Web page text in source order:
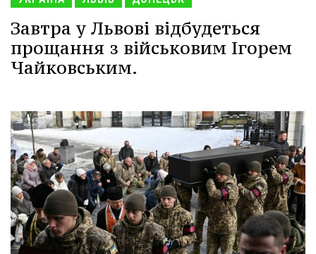
Завтра у Львові відбудеться
прощання з військовим Ігорем
Чайковським.